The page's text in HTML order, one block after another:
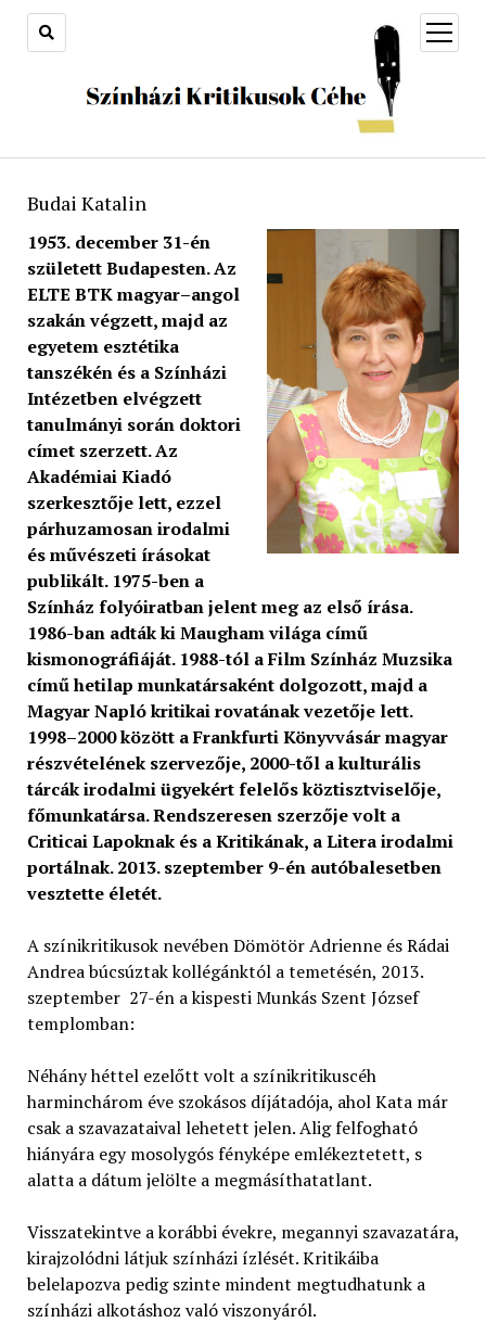
open
menu
Budai Katalin
1953. december 31-én
született Budapesten. Az
ELTE BTK magyar–angol
szakán végzett, majd az
egyetem esztétika
tanszékén és a Színházi
Intézetben elvégzett
tanulmányi során doktori
címet szerzett. Az
Akadémiai Kiadó
szerkesztője lett, ezzel
párhuzamosan irodalmi
és művészeti írásokat
publikált. 1975-ben a
Színház folyóiratban jelent meg az első írása.
1986-ban adták ki Maugham világa című
kismonográfiáját. 1988-tól a Film Színház Muzsika
című hetilap munkatársaként dolgozott, majd a
Magyar Napló kritikai rovatának vezetője lett.
1998–2000 között a Frankfurti Könyvvásár magyar
részvételének szervezője, 2000-től a kulturális
tárcák irodalmi ügyekért felelős köztisztviselője,
főmunkatársa. Rendszeresen szerzője volt a
Criticai Lapoknak és a Kritikának, a Litera irodalmi
portálnak. 2013. szeptember 9-én autóbalesetben
vesztette életét.
A színikritikusok nevében Dömötör Adrienne és Rádai
Andrea búcsúztak kollégánktól a temetésén, 2013.
szeptember 27-én a kispesti Munkás Szent József
templomban:
Néhány héttel ezelőtt volt a színikritikuscéh
harminchárom éve szokásos díjátadója, ahol Kata már
csak a szavazataival lehetett jelen. Alig felfogható
hiányára egy mosolygós fényképe emlékeztetett, s
alatta a dátum jelölte a megmásíthatatlant.
Visszatekintve a korábbi évekre, megannyi szavazatára,
kirajzolódni látjuk színházi ízlését. Kritikáiba
belelapozva pedig szinte mindent megtudhatunk a
színházi alkotáshoz való viszonyáról.